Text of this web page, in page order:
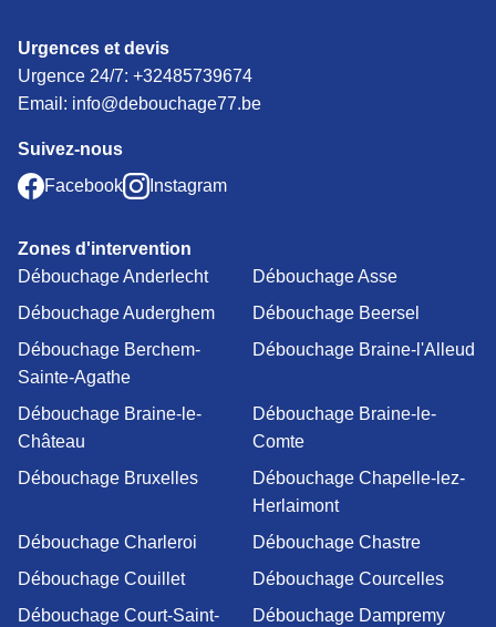
Urgences et devis
Urgence 24/7: +32485739674
Email: info@debouchage77.be
Suivez-nous
Facebook
Instagram
Zones d'intervention
Débouchage Anderlecht
Débouchage Asse
Débouchage Auderghem
Débouchage Beersel
Débouchage Berchem-
Sainte-Agathe
Débouchage Braine-l'Alleud
Débouchage Braine-le-
Château
Débouchage Braine-le-
Comte
Débouchage Bruxelles
Débouchage Chapelle-lez-
Herlaimont
Débouchage Charleroi
Débouchage Chastre
Débouchage Couillet
Débouchage Courcelles
Débouchage Court-Saint-
Débouchage Dampremy